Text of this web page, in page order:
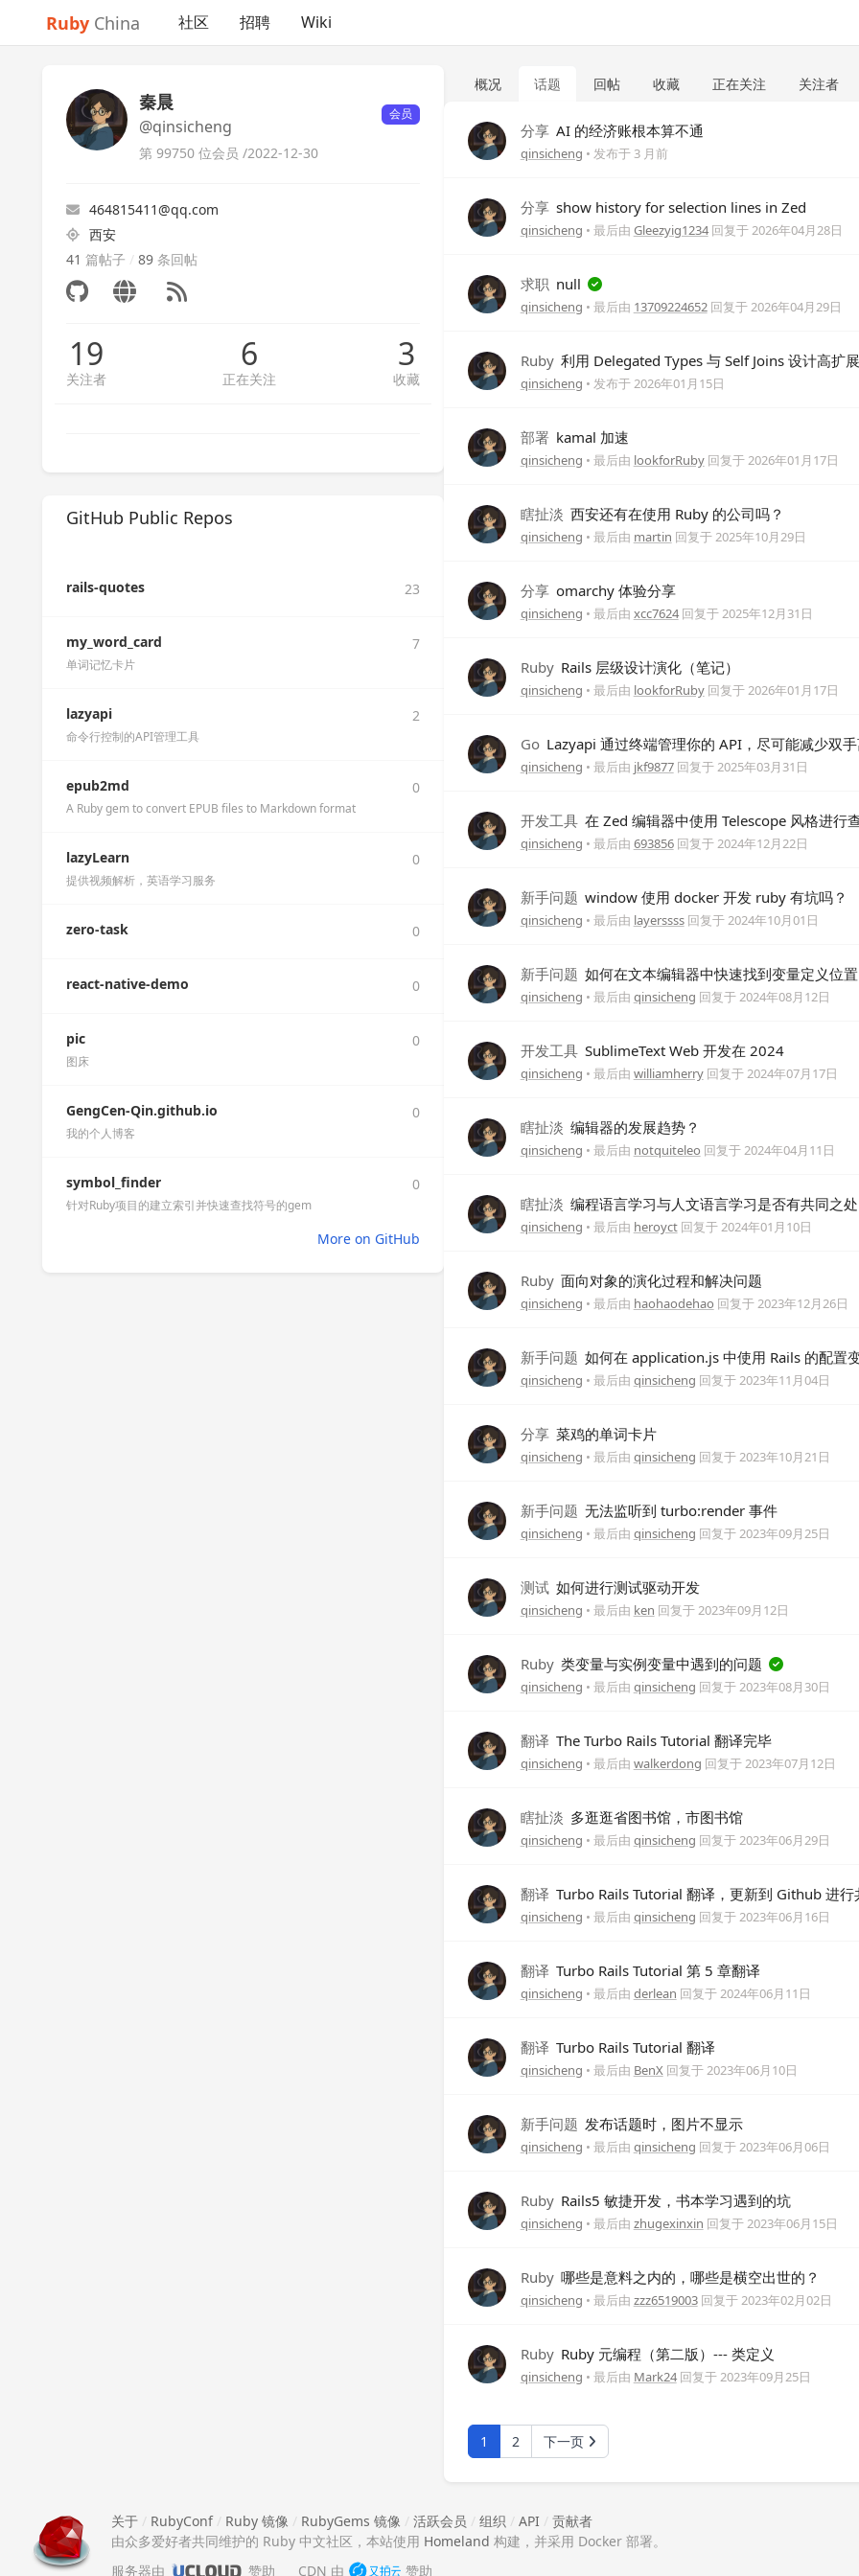
Ruby China 社区 招聘 Wiki
秦晨
@qinsicheng
会员
第 99750 位会员 /2022-12-30
464815411@qq.com
西安
41 篇帖子 / 89 条回帖
19
关注者
6
正在关注
3
收藏
GitHub Public Repos
rails-quotes 23
my_word_card 7
单词记忆卡片
lazyapi 2
命令行控制的API管理工具
epub2md 0
A Ruby gem to convert EPUB files to Markdown format
lazyLearn 0
提供视频解析，英语学习服务
zero-task 0
react-native-demo 0
pic 0
图床
GengCen-Qin.github.io 0
我的个人博客
symbol_finder 0
针对Ruby项目的建立索引并快速查找符号的gem
More on GitHub
概况 话题 回帖 收藏 正在关注 关注者
分享 AI 的经济账根本算不通
qinsicheng • 发布于 3 月前
分享 show history for selection lines in Zed
qinsicheng • 最后由 Gleezyig1234回复于2026年04月28日
求职 null
qinsicheng • 最后由 13709224652回复于2026年04月29日
Ruby 利用 Delegated Types 与 Self Joins 设计高扩
qinsicheng • 发布于2026年01月15日
部署 kamal 加速
qinsicheng • 最后由 lookforRuby回复于2026年01月17日
瞎扯淡 西安还有在使用 Ruby 的公司吗？
qinsicheng • 最后由 martin 回复于2025年10月29日
分享 omarchy 体验分享
qinsicheng • 最后由 xcc7624回复于2025年12月31日
Ruby Rails 层级设计演化（笔记）
qinsicheng • 最后由 lookforRuby回复于2026年01月17日
Go Lazyapi 通过终端管理你的 API，尽可能减少双
qinsicheng • 最后由 jkf9877回复于2025年03月31日
开发工具 在 Zed 编辑器中使用 Telescope 风格进行
qinsicheng • 最后由 693856回复于2024年12月22日
新手问题 window 使用 docker 开发 ruby 有坑吗？
qinsicheng • 最后由 layerssss回复于2024年10月01日
新手问题 如何在文本编辑器中快速找到变量定义位置
qinsicheng • 最后由 qinsicheng 回复于2024年08月12日
开发工具 SublimeText Web 开发在 2024
qinsicheng • 最后由 williamherry回复于2024年07月17日
瞎扯淡 编辑器的发展趋势？
qinsicheng • 最后由 notquiteleo 回复于2024年04月11日
瞎扯淡 编程语言学习与人文语言学习是否有共同之处
qinsicheng • 最后由 heroyct回复于2024年01月10日
Ruby 面向对象的演化过程和解决问题
qinsicheng • 最后由 haohaodehao 回复于2023年12月26日
新手问题 如何在 application.js 中使用 Rails 的配置
qinsicheng • 最后由 qinsicheng 回复于2023年11月04日
分享 菜鸡的单词卡片
qinsicheng • 最后由 qinsicheng 回复于2023年10月21日
新手问题 无法监听到 turbo:render 事件
qinsicheng • 最后由 qinsicheng 回复于2023年09月25日
测试 如何进行测试驱动开发
qinsicheng • 最后由 ken 回复于2023年09月12日
Ruby 类变量与实例变量中遇到的问题
qinsicheng • 最后由 qinsicheng 回复于2023年08月30日
翻译 The Turbo Rails Tutorial 翻译完毕
qinsicheng • 最后由 walkerdong 回复于2023年07月12日
瞎扯淡 多逛逛省图书馆，市图书馆
qinsicheng • 最后由 qinsicheng 回复于2023年06月29日
翻译 Turbo Rails Tutorial 翻译，更新到 Github 进行
qinsicheng • 最后由 qinsicheng 回复于2023年06月16日
翻译 Turbo Rails Tutorial 第 5 章翻译
qinsicheng • 最后由 derlean 回复于2024年06月11日
翻译 Turbo Rails Tutorial 翻译
qinsicheng • 最后由 BenX回复于2023年06月10日
新手问题 发布话题时，图片不显示
qinsicheng • 最后由 qinsicheng 回复于2023年06月06日
Ruby Rails5 敏捷开发，书本学习遇到的坑
qinsicheng • 最后由 zhugexinxin 回复于2023年06月15日
Ruby 哪些是意料之内的，哪些是横空出世的？
qinsicheng • 最后由 zzz6519003回复于2023年02月02日
Ruby Ruby 元编程（第二版）--- 类定义
qinsicheng • 最后由 Mark24回复于2023年09月25日
1 2 下一页
关于 / RubyConf/ Ruby 镜像 / RubyGems 镜像 / 活跃会员 / 组织 / API / 贡献者
由众多爱好者共同维护的 Ruby 中文社区，本站使用 Homeland 构建，并采用 Docker 部署。
服务器由
赞助 CDN 由 赞助